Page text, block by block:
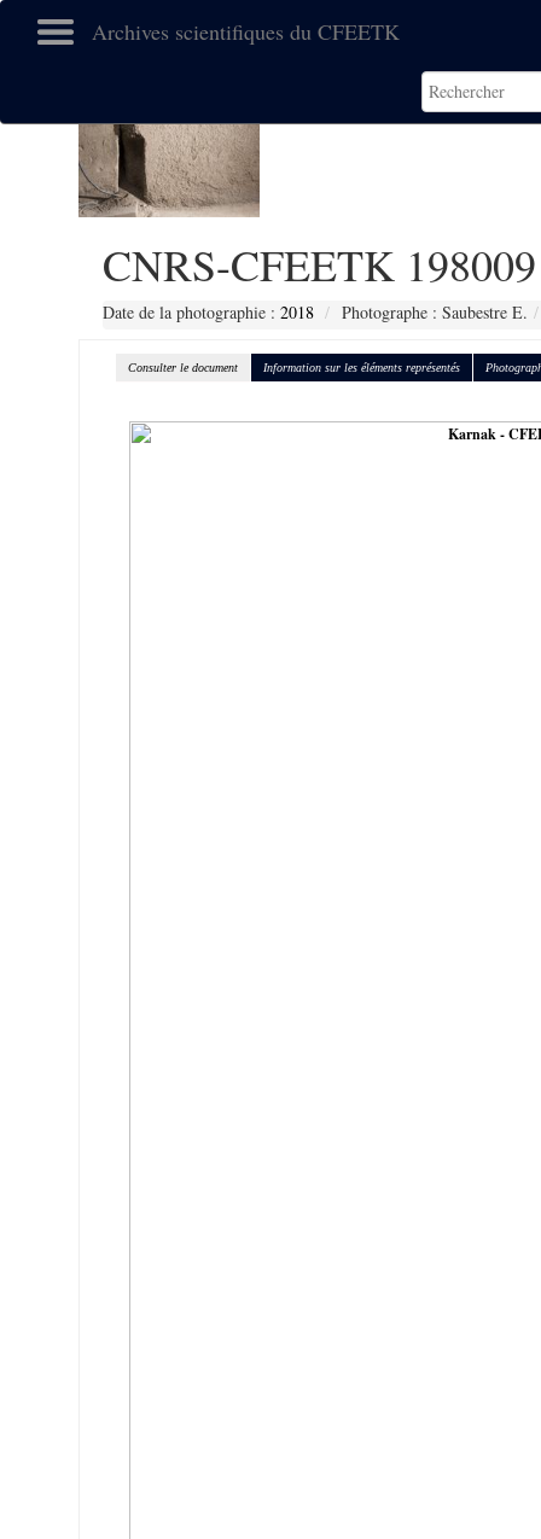
Archives scientifiques du CFEETK
CNRS-CFEETK 198009
Date de la photographie : 2018 Photographe : Saubestre E.
Consulter le document Information sur les éléments représentés